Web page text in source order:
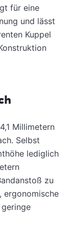
für eine
und lässt
Kuppel
Millimetern
Selbst
lediglich
zu
ergonomische